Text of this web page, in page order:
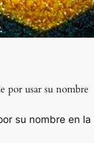
por usar su nombre
su nombre en